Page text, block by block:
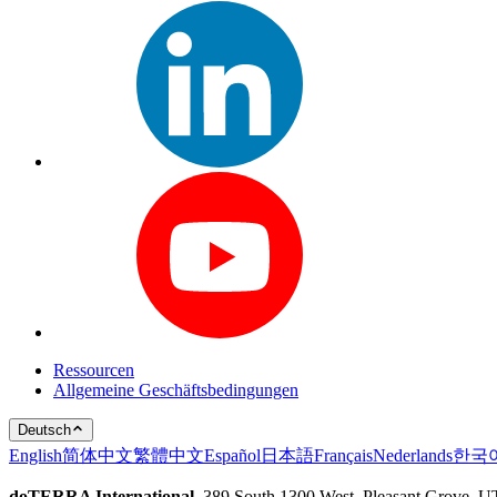
Ressourcen
Allgemeine Geschäftsbedingungen
Deutsch
English简体中文繁體中文Español 日本語FrançaisNederlands한국